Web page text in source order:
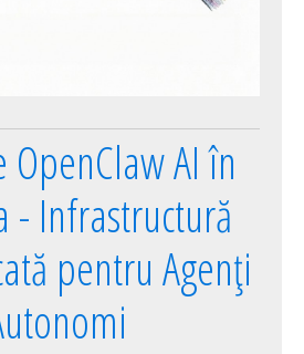
OpenClaw AI în
- Infrastructură
pentru Agenți